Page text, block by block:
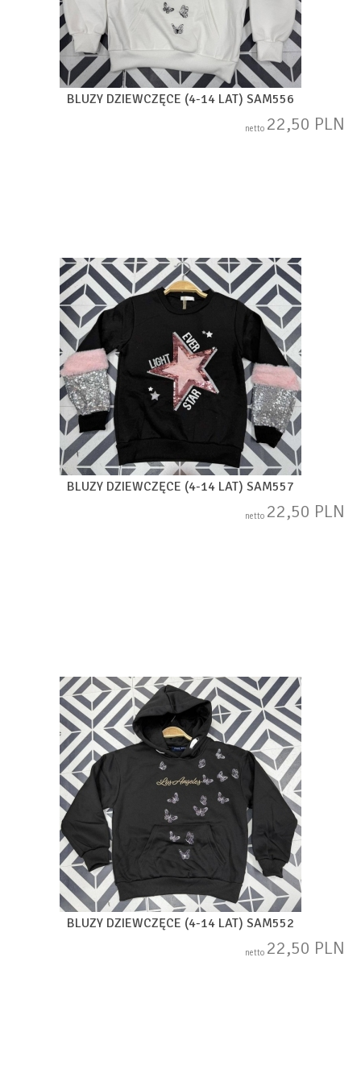
BLUZY DZIEWCZĘCE (4-14 LAT) SAM556
netto 22,50 PLN
BLUZY DZIEWCZĘCE (4-14 LAT) SAM557
netto 22,50 PLN
BLUZY DZIEWCZĘCE (4-14 LAT) SAM552
netto 22,50 PLN